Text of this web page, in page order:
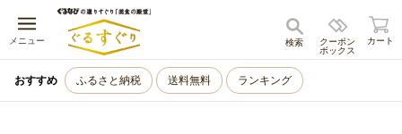
メニュー
キャンセル
クーポン
ボックス
検索 カート
おすすめ ふるさと納税 送料無料 ランキング